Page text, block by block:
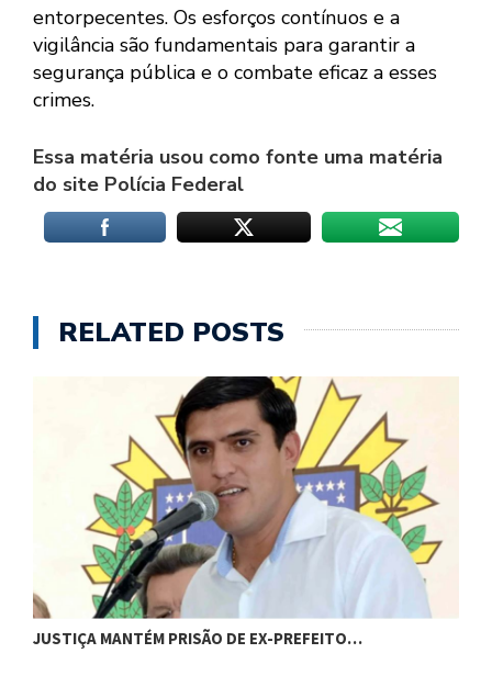
entorpecentes. Os esforços contínuos e a
vigilância são fundamentais para garantir a
segurança pública e o combate eficaz a esses
crimes.
Essa matéria usou como fonte uma matéria
do site Polícia Federal
RELATED POSTS
JUSTIÇA MANTÉM PRISÃO DE EX-PREFEITO…